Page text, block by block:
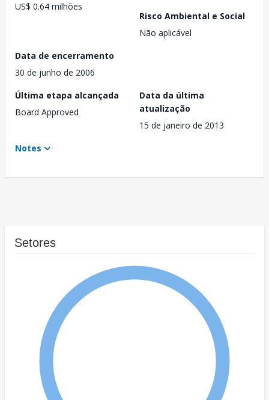
US$ 0.64 milhões
Risco Ambiental e Social
Não aplicável
Data de encerramento
30 de junho de 2006
Última etapa alcançada
Board Approved
Data da última
atualização
15 de janeiro de 2013
Notes
Setores